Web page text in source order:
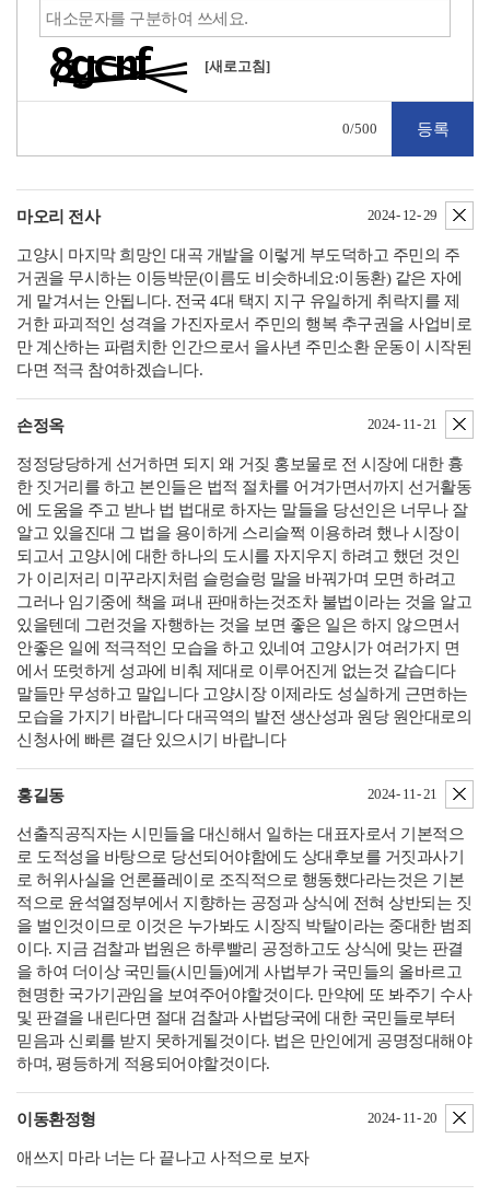
[새로고침]
0/500
마오리 전사 2024- 12- 29
고양시 마지막 희망인 대곡 개발을 이렇게 부도덕하고 주민의 주
거권을 무시하는 이등박문(이름도 비슷하네요:이동환) 같은 자에
게 맡겨서는 안됩니다. 전국 4대 택지 지구 유일하게 취락지를 제
거한 파괴적인 성격을 가진자로서 주민의 행복 추구권을 사업비로
만 계산하는 파렴치한 인간으로서 을사년 주민소환 운동이 시작된
다면 적극 참여하겠습니다.
손정옥 2024- 11- 21
정정당당하게 선거하면 되지 왜 거짖 홍보물로 전 시장에 대한 흉
한 짓거리를 하고 본인들은 법적 절차를 어겨가면서까지 선거활동
에 도움을 주고 받나 법 법대로 하자는 말들을 당선인은 너무나 잘
알고 있을진대 그 법을 용이하게 스리슬쩍 이용하려 했나 시장이
되고서 고양시에 대한 하나의 도시를 자지우지 하려고 했던 것인
가 이리저리 미꾸라지처럼 슬렁슬렁 말을 바꿔가며 모면 하려고
그러나 임기중에 책을 펴내 판매하는것조차 불법이라는 것을 알고
있을텐데 그런것을 자행하는 것을 보면 좋은 일은 하지 않으면서
안좋은 일에 적극적인 모습을 하고 있네여 고양시가 여러가지 면
에서 또럿하게 성과에 비춰 제대로 이루어진게 없는것 같습디다
말들만 무성하고 말입니다 고양시장 이제라도 성실하게 근면하는
모습을 가지기 바랍니다 대곡역의 발전 생산성과 원당 원안대로의
신청사에 빠른 결단 있으시기 바랍니다
홍길동 2024- 11- 21
선출직공직자는 시민들을 대신해서 일하는 대표자로서 기본적으
로 도적성을 바탕으로 당선되어야함에도 상대후보를 거짓과사기
로 허위사실을 언론플레이로 조직적으로 행동했다라는것은 기본
적으로 윤석열정부에서 지향하는 공정과 상식에 전혀 상반되는 짓
을 벌인것이므로 이것은 누가봐도 시장직 박탈이라는 중대한 범죄
이다. 지금 검찰과 법원은 하루빨리 공정하고도 상식에 맞는 판결
을 하여 더이상 국민들(시민들)에게 사법부가 국민들의 올바르고
현명한 국가기관임을 보여주어야할것이다. 만약에 또 봐주기 수사
및 판결을 내린다면 절대 검찰과 사법당국에 대한 국민들로부터
믿음과 신뢰를 받지 못하게될것이다. 법은 만인에게 공명정대해야
하며, 평등하게 적용되어야할것이다.
이동환정형 2024- 11- 20
애쓰지 마라 너는 다 끝나고 사적으로 보자